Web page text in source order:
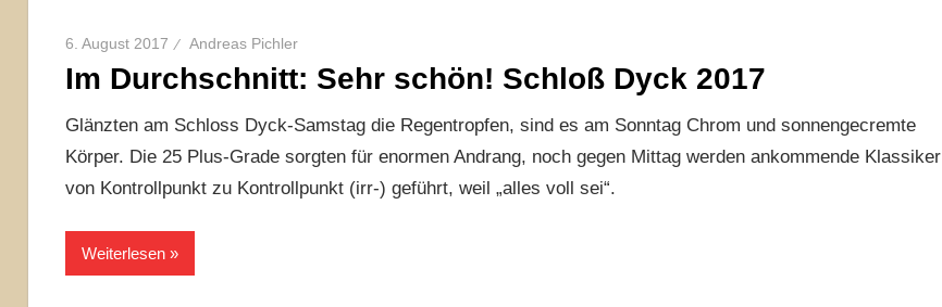
6. August 2017 Andreas Pichler
Im Durchschnitt: Sehr schön! Schloß Dyck 2017
Glänzten am Schloss Dyck-Samstag die Regentropfen, sind es am Sonntag Chrom und sonnengecremte
Körper. Die 25 Plus-Grade sorgten für enormen Andrang, noch gegen Mittag werden ankommende Klassiker
von Kontrollpunkt zu Kontrollpunkt (irr-) geführt, weil „alles voll sei“.
Weiterlesen